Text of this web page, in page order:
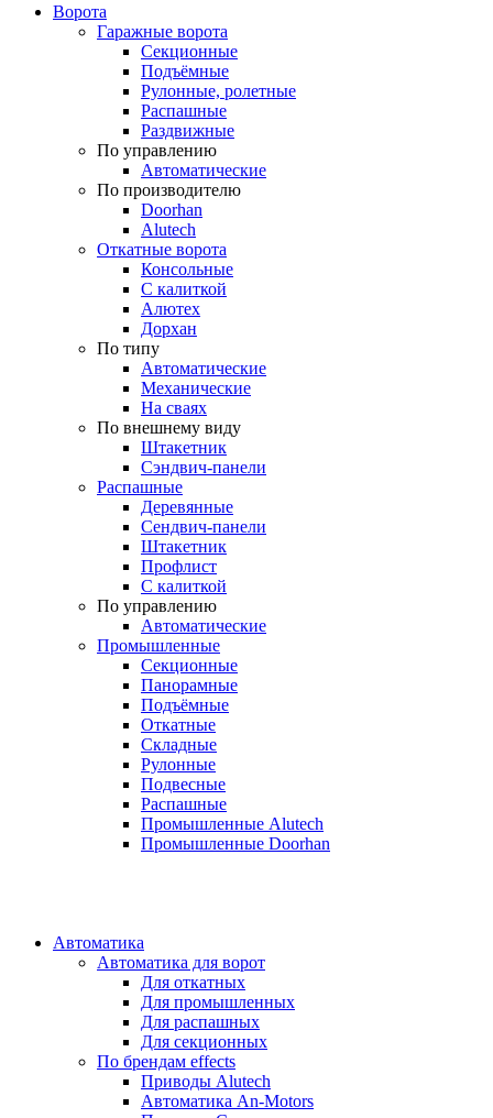
Ворота
Гаражные ворота
Секционные
Подъёмные
Рулонные, ролетные
Распашные
Раздвижные
По управлению
Автоматические
По производителю
Doorhan
Alutech
Откатные ворота
Консольные
С калиткой
Алютех
Дорхан
По типу
Автоматические
Механические
На сваях
По внешнему виду
Штакетник
Сэндвич-панели
Распашные
Деревянные
Сендвич-панели
Штакетник
Профлист
С калиткой
По управлению
Автоматические
Промышленные
Секционные
Панорамные
Подъёмные
Откатные
Складные
Рулонные
Подвесные
Распашные
Промышленные Alutech
Промышленные Doorhan
Автоматика
Автоматика для ворот
Для откатных
Для промышленных
Для распашных
Для секционных
По брендам effects
Приводы Alutech
Автоматика An-Motors